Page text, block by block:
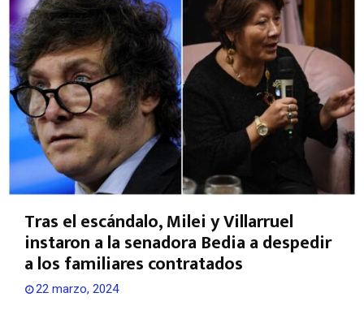
Tras el escándalo, Milei y Villarruel
instaron a la senadora Bedia a despedir
a los familiares contratados
22 marzo, 2024